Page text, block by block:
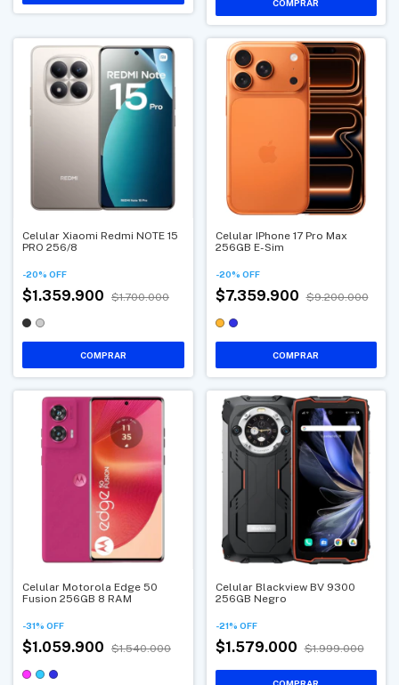
COMPRAR
Celular Xiaomi Redmi NOTE 15
PRO 256/8
-20% OFF
$1.359.900 $1.700.000
COMPRAR
Celular IPhone 17 Pro Max
256GB E-Sim
-20% OFF
$7.359.900 $9.200.000
COMPRAR
Celular Motorola Edge 50
Fusion 256GB 8 RAM
-31% OFF
$1.059.900 $1.540.000
Celular Blackview BV 9300
256GB Negro
-21% OFF
$1.579.000 $1.999.000